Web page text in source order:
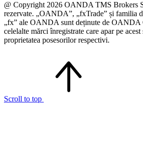
@ Copyright 2026 OANDA TMS Brokers
rezervate. „OANDA”, „fxTrade” și familia
„fx” ale OANDA sunt deținute de OANDA
celelalte mărci înregistrate care apar pe
proprietatea posesorilor respectivi.
Scroll to top